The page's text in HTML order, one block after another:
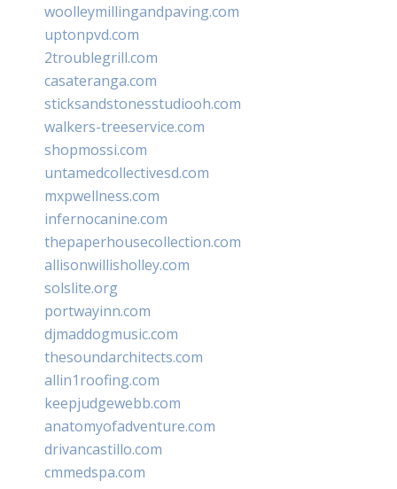
woolleymillingandpaving.com
uptonpvd.com
2troublegrill.com
casateranga.com
sticksandstonesstudiooh.com
walkers-treeservice.com
shopmossi.com
untamedcollectivesd.com
mxpwellness.com
infernocanine.com
thepaperhousecollection.com
allisonwillisholley.com
solslite.org
portwayinn.com
djmaddogmusic.com
thesoundarchitects.com
allin1roofing.com
keepjudgewebb.com
anatomyofadventure.com
drivancastillo.com
cmmedspa.com